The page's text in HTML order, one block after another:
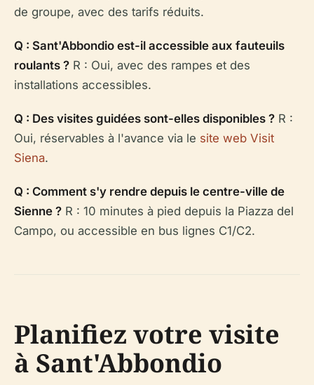
de groupe, avec des tarifs réduits.
Q : Sant'Abbondio est-il accessible aux fauteuils
roulants ? R : Oui, avec des rampes et des
installations accessibles.
Q : Des visites guidées sont-elles disponibles ? R :
Oui, réservables à l'avance via le site web Visit
Siena.
Q : Comment s'y rendre depuis le centre-ville de
Sienne ? R : 10 minutes à pied depuis la Piazza del
Campo, ou accessible en bus lignes C1/C2.
Planifiez votre visite
à Sant'Abbondio